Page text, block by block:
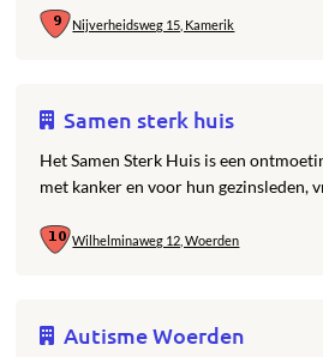
Nijverheidsweg 15, Kamerik
Samen sterk huis
Het Samen Sterk Huis is een
met kanker en voor hun gezinsleden,
Wilhelminaweg 12, Woerden
Autisme Woerden